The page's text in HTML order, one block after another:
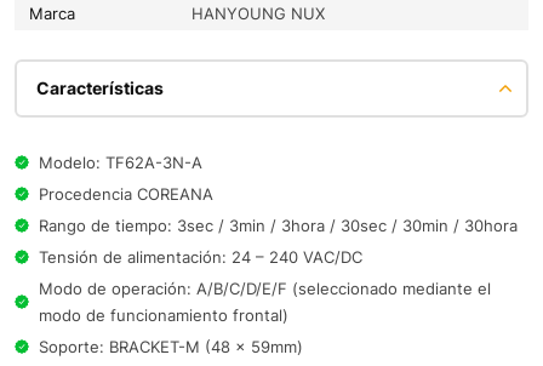
Marca HANYOUNG NUX
Características
Modelo: TF62A-3N-A
Procedencia COREANA
Rango de tiempo: 3sec / 3min / 3hora / 30sec / 30min / 30hora
Tensión de alimentación: 24 – 240 VAC/DC
Modo de operación: A/B/C/D/E/F (seleccionado mediante el
modo de funcionamiento frontal)
Soporte: BRACKET-M (48 x 59mm)